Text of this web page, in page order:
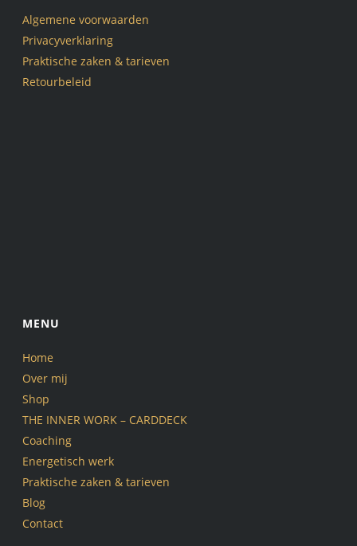
Algemene voorwaarden
Privacyverklaring
Praktische zaken & tarieven
Retourbeleid
MENU
Home
Over mij
Shop
THE INNER WORK – CARDDECK
Coaching
Energetisch werk
Praktische zaken & tarieven
Blog
Contact